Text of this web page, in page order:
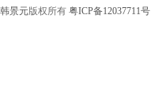
韩景元版权所有 粤ICP备12037711号